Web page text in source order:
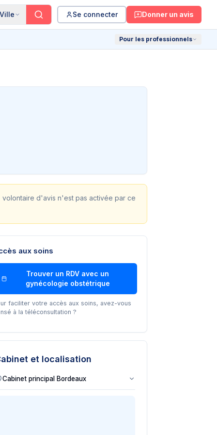
Ville Se connecter Donner un avis
Pour les professionnels
volontaire d'avis n'est pas activée par ce
aux soins
Trouver un RDV avec un
gynécologie obstétrique
faciliter votre accès aux soins, avez-vous
à la téléconsultation ?
et localisation